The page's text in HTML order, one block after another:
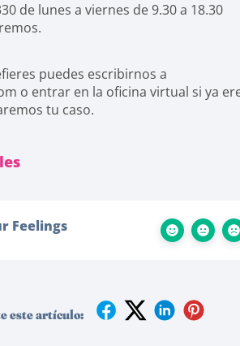
de lunes a viernes de 9.30 a 18.30
puedes escribirnos a
o entrar en la oficina virtual si ya
tu caso.
Feelings
este artículo: